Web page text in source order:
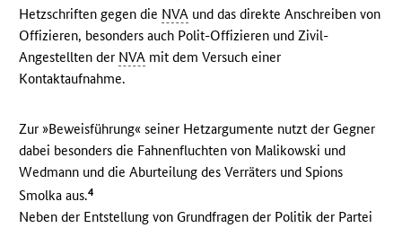
Hetzschriften gegen die NVA und das direkte Anschreiben von
Offizieren, besonders auch Polit-Offizieren und Zivil-
Angestellten der NVA mit dem Versuch einer
Kontaktaufnahme.
Zur »Beweisführung« seiner Hetzargumente nutzt der Gegner
dabei besonders die Fahnenfluchten von Malikowski und
Wedmann und die Aburteilung des Verräters und Spions
Smolka aus.4
Neben der Entstellung von Grundfragen der Politik der Partei